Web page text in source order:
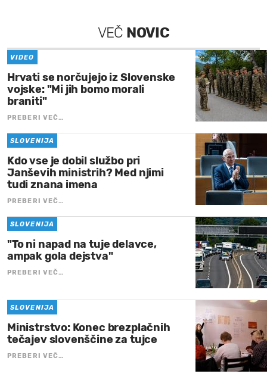
VEČ NOVIC
VIDEO
Hrvati se norčujejo iz Slovenske
vojske: "Mi jih bomo morali
braniti"
PREBERI VEČ…
SLOVENIJA
Kdo vse je dobil službo pri
Janševih ministrih? Med njimi
tudi znana imena
PREBERI VEČ…
SLOVENIJA
"To ni napad na tuje delavce,
ampak gola dejstva"
PREBERI VEČ…
SLOVENIJA
Ministrstvo: Konec brezplačnih
tečajev slovenščine za tujce
PREBERI VEČ…